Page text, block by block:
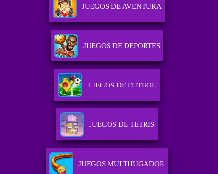
JUEGOS DE AVENTURA
JUEGOS DE DEPORTES
JUEGOS DE FUTBOL
JUEGOS DE TETRIS
JUEGOS MULTIJUGADOR